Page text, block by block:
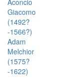
Giacomo
(1492?
-1566?)
Adam
Melchior
(1575?
-1622)